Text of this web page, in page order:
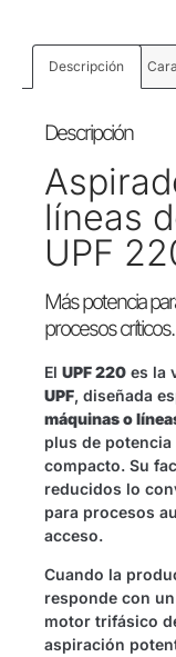
Descripción
Descripción
líneas
UPF
Más potencia
procesos críticos.
El UPF 220 es la
UPF, diseñada
máquinas o
plus de
compacto. Su
reducidos lo
para procesos
acceso.
Cuando la
responde con
motor trifásico
aspiración